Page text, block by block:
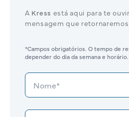
A Kress está aqui para te
mensagem que
*Campos obrigatórios. O tempo de
depender do dia da semana e horário.